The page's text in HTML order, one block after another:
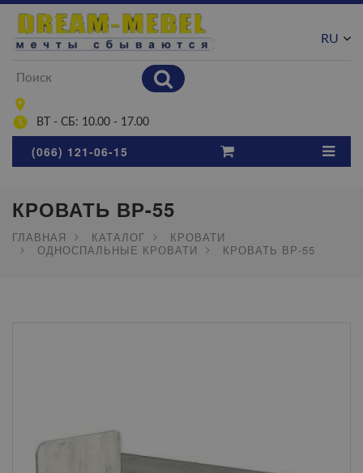
ВТ - СБ: 10.00 - 17.00
RU
(066) 121-06-15
КРОВАТЬ ВР-55
ГЛАВНАЯ КАТАЛОГ
КРОВАТИ
ОДНОСПАЛЬНЫЕ КРОВАТИ
КРОВАТЬ ВР-55